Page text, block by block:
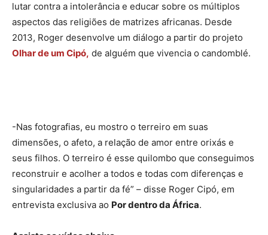
lutar contra a intolerância e educar sobre os múltiplos
aspectos das religiões de matrizes africanas. Desde
2013, Roger desenvolve um diálogo a partir do projeto
Olhar de um Cipó, de alguém que vivencia o candomblé.
-Nas fotografias, eu mostro o terreiro em suas
dimensões, o afeto, a relação de amor entre orixás e
seus filhos. O terreiro é esse quilombo que conseguimos
reconstruir e acolher a todos e todas com diferenças e
singularidades a partir da fé” – disse Roger Cipó, em
entrevista exclusiva ao Por dentro da África.